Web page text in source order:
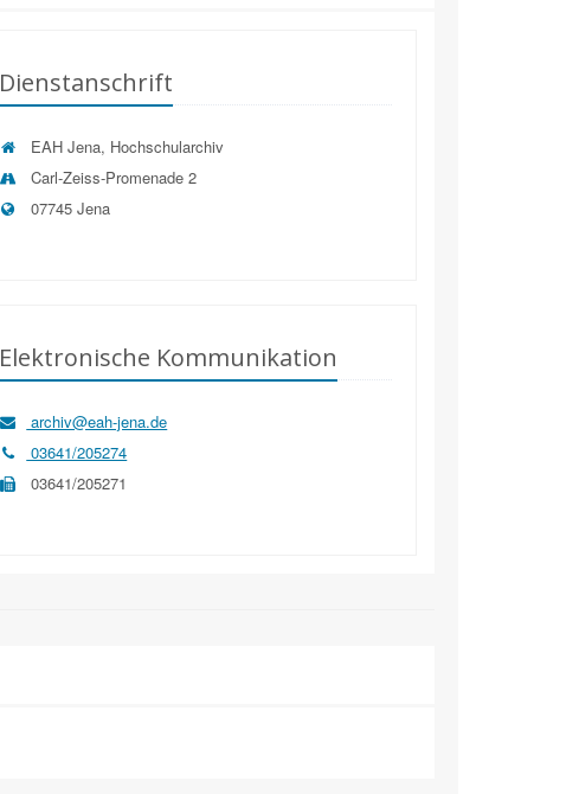
Dienstanschrift
EAH Jena, Hochschularchiv
Carl-Zeiss-Promenade 2
07745 Jena
Elektronische Kommunikation
archiv@eah-jena.de
03641/205274
03641/205271